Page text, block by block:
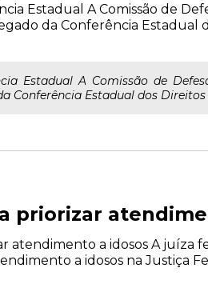
Estadual A Comissão de
da Conferência Estadual
Estadual A Comissão de
Estadual dos Direitos
priorizar
atendimento a idosos A juíza
a idosos na Justiça